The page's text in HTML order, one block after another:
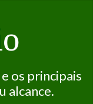
e os principais
alcance.